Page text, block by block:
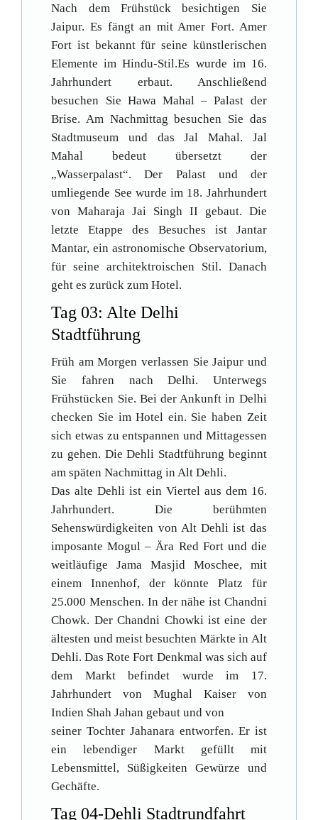
Nach dem Frühstück besichtigen Sie
Jaipur. Es fängt an mit Amer Fort. Amer
Fort ist bekannt für seine künstlerischen
Elemente im Hindu-Stil.Es wurde im 16.
Jahrhundert erbaut. Anschließend
besuchen Sie Hawa Mahal – Palast der
Brise. Am Nachmittag besuchen Sie das
Stadtmuseum und das Jal Mahal. Jal
Mahal bedeut übersetzt der
„Wasserpalast“. Der Palast und der
umliegende See wurde im 18. Jahrhundert
von Maharaja Jai Singh II gebaut. Die
letzte Etappe des Besuches ist Jantar
Mantar, ein astronomische Observatorium,
für seine architektroischen Stil. Danach
geht es zurück zum Hotel.
Tag 03: Alte Delhi
Stadtführung
Früh am Morgen verlassen Sie Jaipur und
Sie fahren nach Delhi. Unterwegs
Frühstücken Sie. Bei der Ankunft in Delhi
checken Sie im Hotel ein. Sie haben Zeit
sich etwas zu entspannen und Mittagessen
zu gehen. Die Dehli Stadtführung beginnt
am späten Nachmittag in Alt Dehli.
Das alte Dehli ist ein Viertel aus dem 16.
Jahrhundert. Die berühmten
Sehenswürdigkeiten von Alt Dehli ist das
imposante Mogul – Ära Red Fort und die
weitläufige Jama Masjid Moschee, mit
einem Innenhof, der könnte Platz für
25.000 Menschen. In der nähe ist Chandni
Chowk. Der Chandni Chowki ist eine der
ältesten und meist besuchten Märkte in Alt
Dehli. Das Rote Fort Denkmal was sich auf
dem Markt befindet wurde im 17.
Jahrhundert von Mughal Kaiser von
Indien Shah Jahan gebaut und von
seiner Tochter Jahanara entworfen. Er ist
ein lebendiger Markt gefüllt mit
Lebensmittel, Süßigkeiten Gewürze und
Gechäfte.
Tag 04-Dehli Stadtrundfahrt